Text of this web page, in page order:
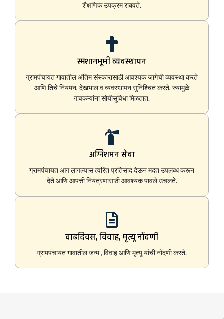
शैक्षणिक उपक्रम राबवते.
स्मशानभूमी व्यवस्थापन
ग्रामपंचायत गावातील अंतिम संस्कारासाठी आवश्यक जागेची व्यवस्था करते
आणि तिचे नियमन, देखभाल व व्यवस्थापन सुनिश्चित करते, ज्यामुळे
गावकऱ्यांना सोयीसुविधा मिळतात.
अग्निशमन सेवा
ग्रामपंचायत आग लागल्यास त्वरित प्रतिसाद देऊन मदत उपलब्ध करून
देते आणि आपत्ती नियंत्रणासाठी आवश्यक पावले उचलते.
वाढदिवस, विवाह, मृत्यू नोंदणी
ग्रामपंचायत गावातील जन्म , विवाह आणि मृत्यू यांची नोंदणी करते.